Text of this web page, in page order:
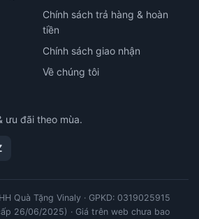
Chính sách trả hàng & hoàn
tiền
Chính sách giao nhận
Về chúng tôi
ưu đãi theo mùa.
Quà Tặng Vinaly · GPKD: 0319025915
26/06/2025) · Giá trên web chưa bao